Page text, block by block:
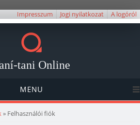
Impresszum Jogi nyilatkozat A logóról
tani Online
MENU
» Felhasználói fiók